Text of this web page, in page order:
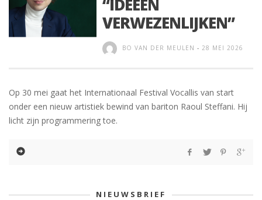
“IDEEËN
VERWEZENLIJKEN”
BO VAN DER MEULEN - 28 MEI 2026
Op 30 mei gaat het Internationaal Festival Vocallis van start
onder een nieuw artistiek bewind van bariton Raoul Steffani. Hij
licht zijn programmering toe.
NIEUWSBRIEF